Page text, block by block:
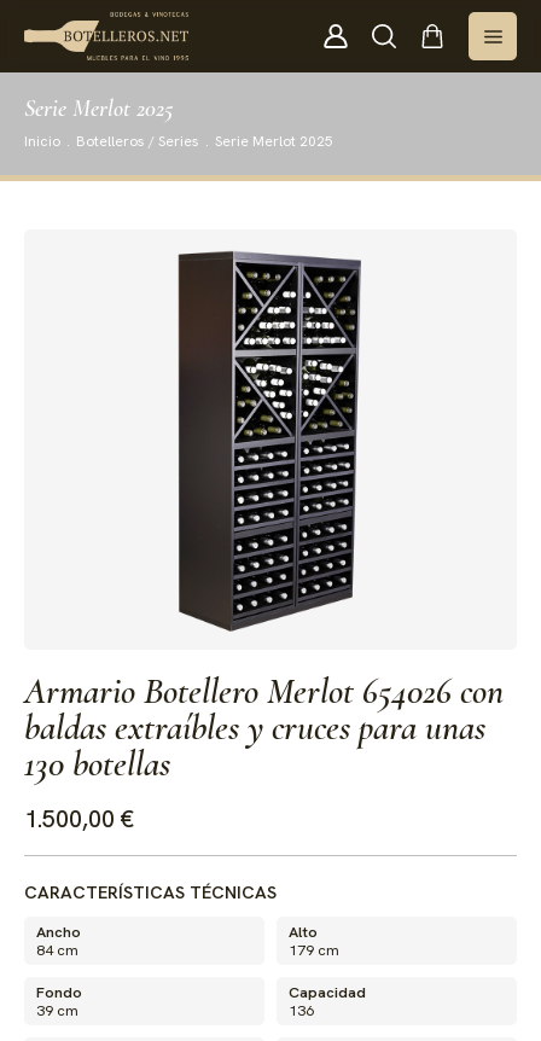
Serie Merlot 2025
Inicio . Botelleros / Series . Serie Merlot 2025
Armario Botellero Merlot 654026 con
baldas extraíbles y cruces para unas
130 botellas
1.500,00 €
CARACTERÍSTICAS TÉCNICAS
Ancho
84 cm
Alto
179 cm
Fondo
39 cm
Capacidad
136